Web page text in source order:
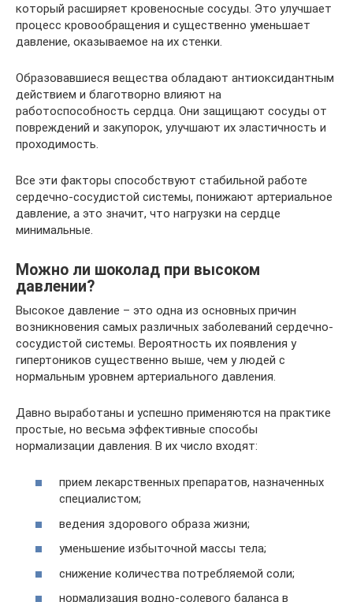
который расширяет кровеносные сосуды. Это улучшает
процесс кровообращения и существенно уменьшает
давление, оказываемое на их стенки.
Образовавшиеся вещества обладают антиоксидантным
действием и благотворно влияют на
работоспособность сердца. Они защищают сосуды от
повреждений и закупорок, улучшают их эластичность и
проходимость.
Все эти факторы способствуют стабильной работе
сердечно-сосудистой системы, понижают артериальное
давление, а это значит, что нагрузки на сердце
минимальные.
Можно ли шоколад при высоком
давлении?
Высокое давление – это одна из основных причин
возникновения самых различных заболеваний сердечно-
сосудистой системы. Вероятность их появления у
гипертоников существенно выше, чем у людей с
нормальным уровнем артериального давления.
Давно выработаны и успешно применяются на практике
простые, но весьма эффективные способы
нормализации давления. В их число входят:
прием лекарственных препаратов, назначенных
специалистом;
ведения здорового образа жизни;
уменьшение избыточной массы тела;
снижение количества потребляемой соли;
нормализация водно-солевого баланса в